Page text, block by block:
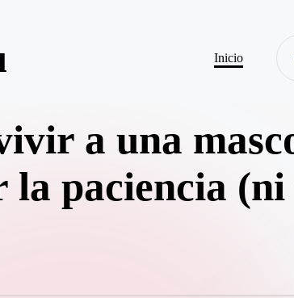
Inicio
a una
la paciencia (ni